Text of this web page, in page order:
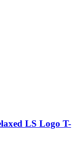
LS Logo T-